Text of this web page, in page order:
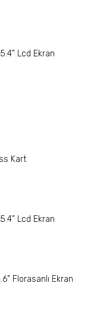
Lcd Ekran
Kart
Lcd Ekran
Florasanlı Ekran